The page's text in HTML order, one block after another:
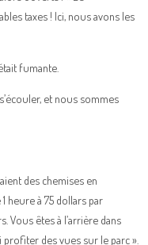
taxes ! Ici, nous avons les
fumante.
et nous sommes
des chemises en
heure à 75 dollars par
Vous êtes à l’arrière dans
profiter des vues sur le parc ».